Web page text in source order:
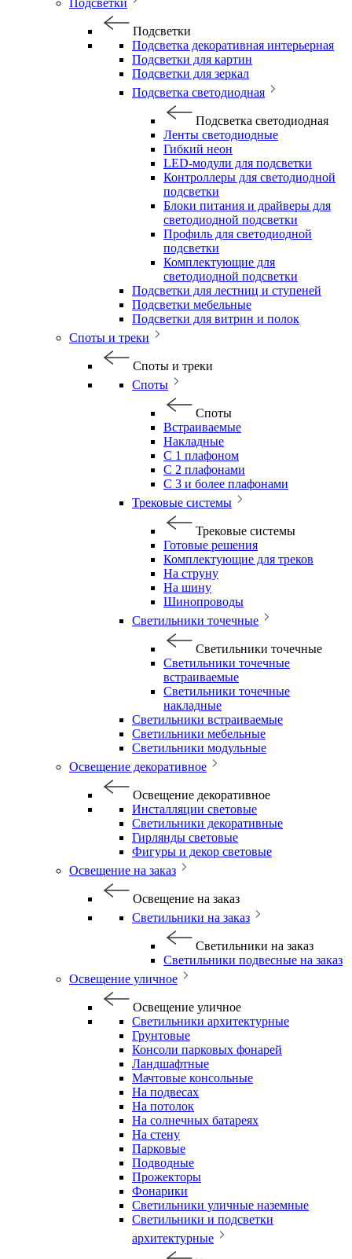
Подсветки
Подсветки
Подсветка декоративная интерьерная
Подсветки для картин
Подсветки для зеркал
Подсветка светодиодная
Подсветка светодиодная
Ленты светодиодные
Гибкий неон
LED-модули для подсветки
Контроллеры для светодиодной
подсветки
Блоки питания и драйверы для
светодиодной подсветки
Профиль для светодиодной
подсветки
Комплектующие для
светодиодной подсветки
Подсветки для лестниц и ступеней
Подсветки мебельные
Подсветки для витрин и полок
Споты и треки
Споты и треки
Споты
Споты
Встраиваемые
Накладные
С 1 плафоном
С 2 плафонами
С 3 и более плафонами
Трековые системы
Трековые системы
Готовые решения
Комплектующие для треков
На струну
На шину
Шинопроводы
Светильники точечные
Светильники точечные
Светильники точечные
встраиваемые
Светильники точечные
накладные
Светильники встраиваемые
Светильники мебельные
Светильники модульные
Освещение декоративное
Освещение декоративное
Инсталляции световые
Светильники декоративные
Гирлянды световые
Фигуры и декор световые
Освещение на заказ
Освещение на заказ
Светильники на заказ
Светильники на заказ
Светильники подвесные на заказ
Освещение уличное
Освещение уличное
Светильники архитектурные
Грунтовые
Консоли парковых фонарей
Ландшафтные
Мачтовые консольные
На подвесах
На потолок
На солнечных батареях
На стену
Парковые
Подводные
Прожекторы
Фонарики
Светильники уличные наземные
Светильники и подсветки
архитектурные